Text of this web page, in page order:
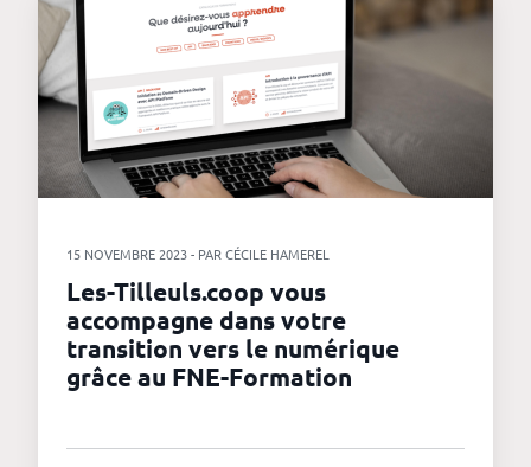
15 NOVEMBRE 2023 - PAR CÉCILE HAMEREL
Les-Tilleuls.coop vous
accompagne dans votre
transition vers le numérique
grâce au FNE-Formation